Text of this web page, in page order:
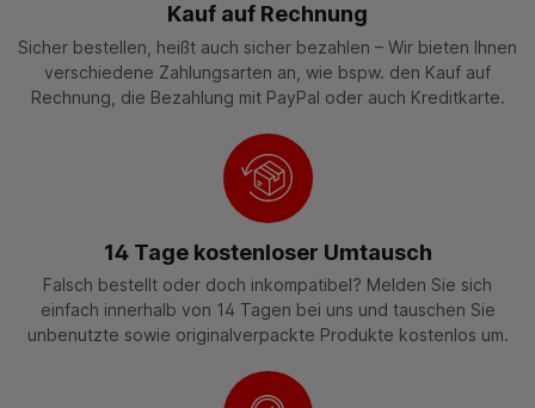
Kauf auf Rechnung
Sicher bestellen, heißt auch sicher bezahlen – Wir bieten Ihnen
verschiedene Zahlungsarten an, wie bspw. den Kauf auf
Rechnung, die Bezahlung mit PayPal oder auch Kreditkarte.
14 Tage kostenloser Umtausch
Falsch bestellt oder doch inkompatibel? Melden Sie sich
einfach innerhalb von 14 Tagen bei uns und tauschen Sie
unbenutzte sowie originalverpackte Produkte kostenlos um.